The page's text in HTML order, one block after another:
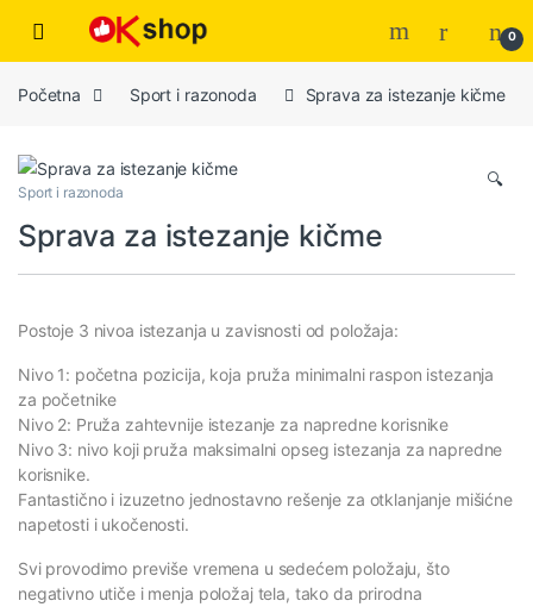
0
Početna Sport i razonoda Sprava za istezanje kičme
🔍
Sport i razonoda
Sprava za istezanje kičme
Postoje 3 nivoa istezanja u zavisnosti od položaja:
Nivo 1: početna pozicija, koja pruža minimalni raspon istezanja
za početnike
Nivo 2: Pruža zahtevnije istezanje za napredne korisnike
Nivo 3: nivo koji pruža maksimalni opseg istezanja za napredne
korisnike.
Fantastično i izuzetno jednostavno rešenje za otklanjanje mišićne
napetosti i ukočenosti.
Svi provodimo previše vremena u sedećem položaju, što
negativno utiče i menja položaj tela, tako da prirodna